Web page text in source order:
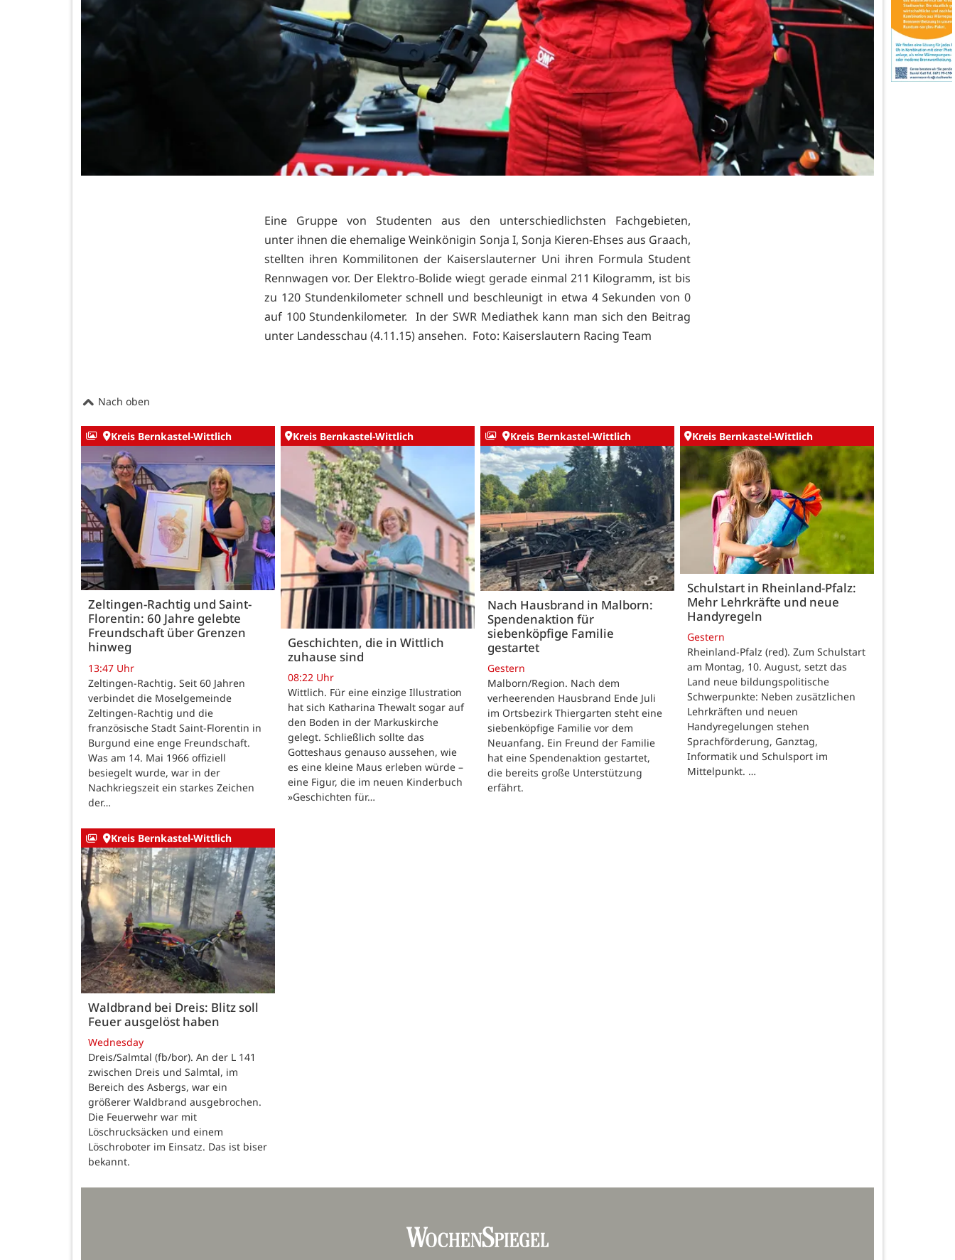
Eine Gruppe von Studenten aus den unterschiedlichsten Fachgebieten,
unter ihnen die ehemalige Weinkönigin Sonja I, Sonja Kieren-Ehses aus Graach,
stellten ihren Kommilitonen der Kaiserslauterner Uni ihren Formula Student
Rennwagen vor. Der Elektro-Bolide wiegt gerade einmal 211 Kilogramm, ist bis
zu 120 Stundenkilometer schnell und beschleunigt in etwa 4 Sekunden von 0
auf 100 Stundenkilometer. In der SWR Mediathek kann man sich den Beitrag
unter Landesschau (4.11.15) ansehen. Foto: Kaiserslautern Racing Team
Nach oben
Kreis Bernkastel-Wittlich
Zeltingen-Rachtig und Saint-
Florentin: 60 Jahre gelebte
Freundschaft über Grenzen
hinweg
13:47 Uhr
Zeltingen-Rachtig. Seit 60 Jahren
verbindet die Moselgemeinde
Zeltingen-Rachtig und die
französische Stadt Saint-Florentin in
Burgund eine enge Freundschaft.
Was am 14. Mai 1966 offiziell
besiegelt wurde, war in der
Nachkriegszeit ein starkes Zeichen
der…
Kreis Bernkastel-Wittlich
Geschichten, die in Wittlich
zuhause sind
08:22 Uhr
Wittlich. Für eine einzige Illustration
hat sich Katharina Thewalt sogar auf
den Boden in der Markuskirche
gelegt. Schließlich sollte das
Gotteshaus genauso aussehen, wie
es eine kleine Maus erleben würde –
eine Figur, die im neuen Kinderbuch
»Geschichten für…
Kreis Bernkastel-Wittlich
Nach Hausbrand in Malborn:
Spendenaktion für
siebenköpfige Familie
gestartet
Gestern
Malborn/Region. Nach dem
verheerenden Hausbrand Ende Juli
im Ortsbezirk Thiergarten steht eine
siebenköpfige Familie vor dem
Neuanfang. Ein Freund der Familie
hat eine Spendenaktion gestartet,
die bereits große Unterstützung
erfährt.
Kreis Bernkastel-Wittlich
Schulstart in Rheinland-Pfalz:
Mehr Lehrkräfte und neue
Handyregeln
Gestern
Rheinland-Pfalz (red). Zum Schulstart
am Montag, 10. August, setzt das
Land neue bildungspolitische
Schwerpunkte: Neben zusätzlichen
Lehrkräften und neuen
Handyregelungen stehen
Sprachförderung, Ganztag,
Informatik und Schulsport im
Mittelpunkt. …
Kreis Bernkastel-Wittlich
Waldbrand bei Dreis: Blitz soll
Feuer ausgelöst haben
Wednesday
Dreis/Salmtal (fb/bor). An der L 141
zwischen Dreis und Salmtal, im
Bereich des Asbergs, war ein
größerer Waldbrand ausgebrochen.
Die Feuerwehr war mit
Löschrucksäcken und einem
Löschroboter im Einsatz. Das ist biser
bekannt.